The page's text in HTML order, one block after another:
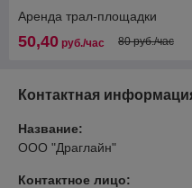
Аренда трал-площадки
50,40 руб./час 80 руб./час
Контактная
Название:
ООО "Драглайн"
Контактное лицо: